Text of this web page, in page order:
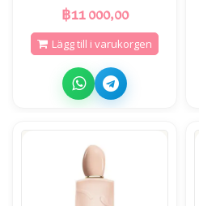
฿11 000,00
Lägg till i varukorgen